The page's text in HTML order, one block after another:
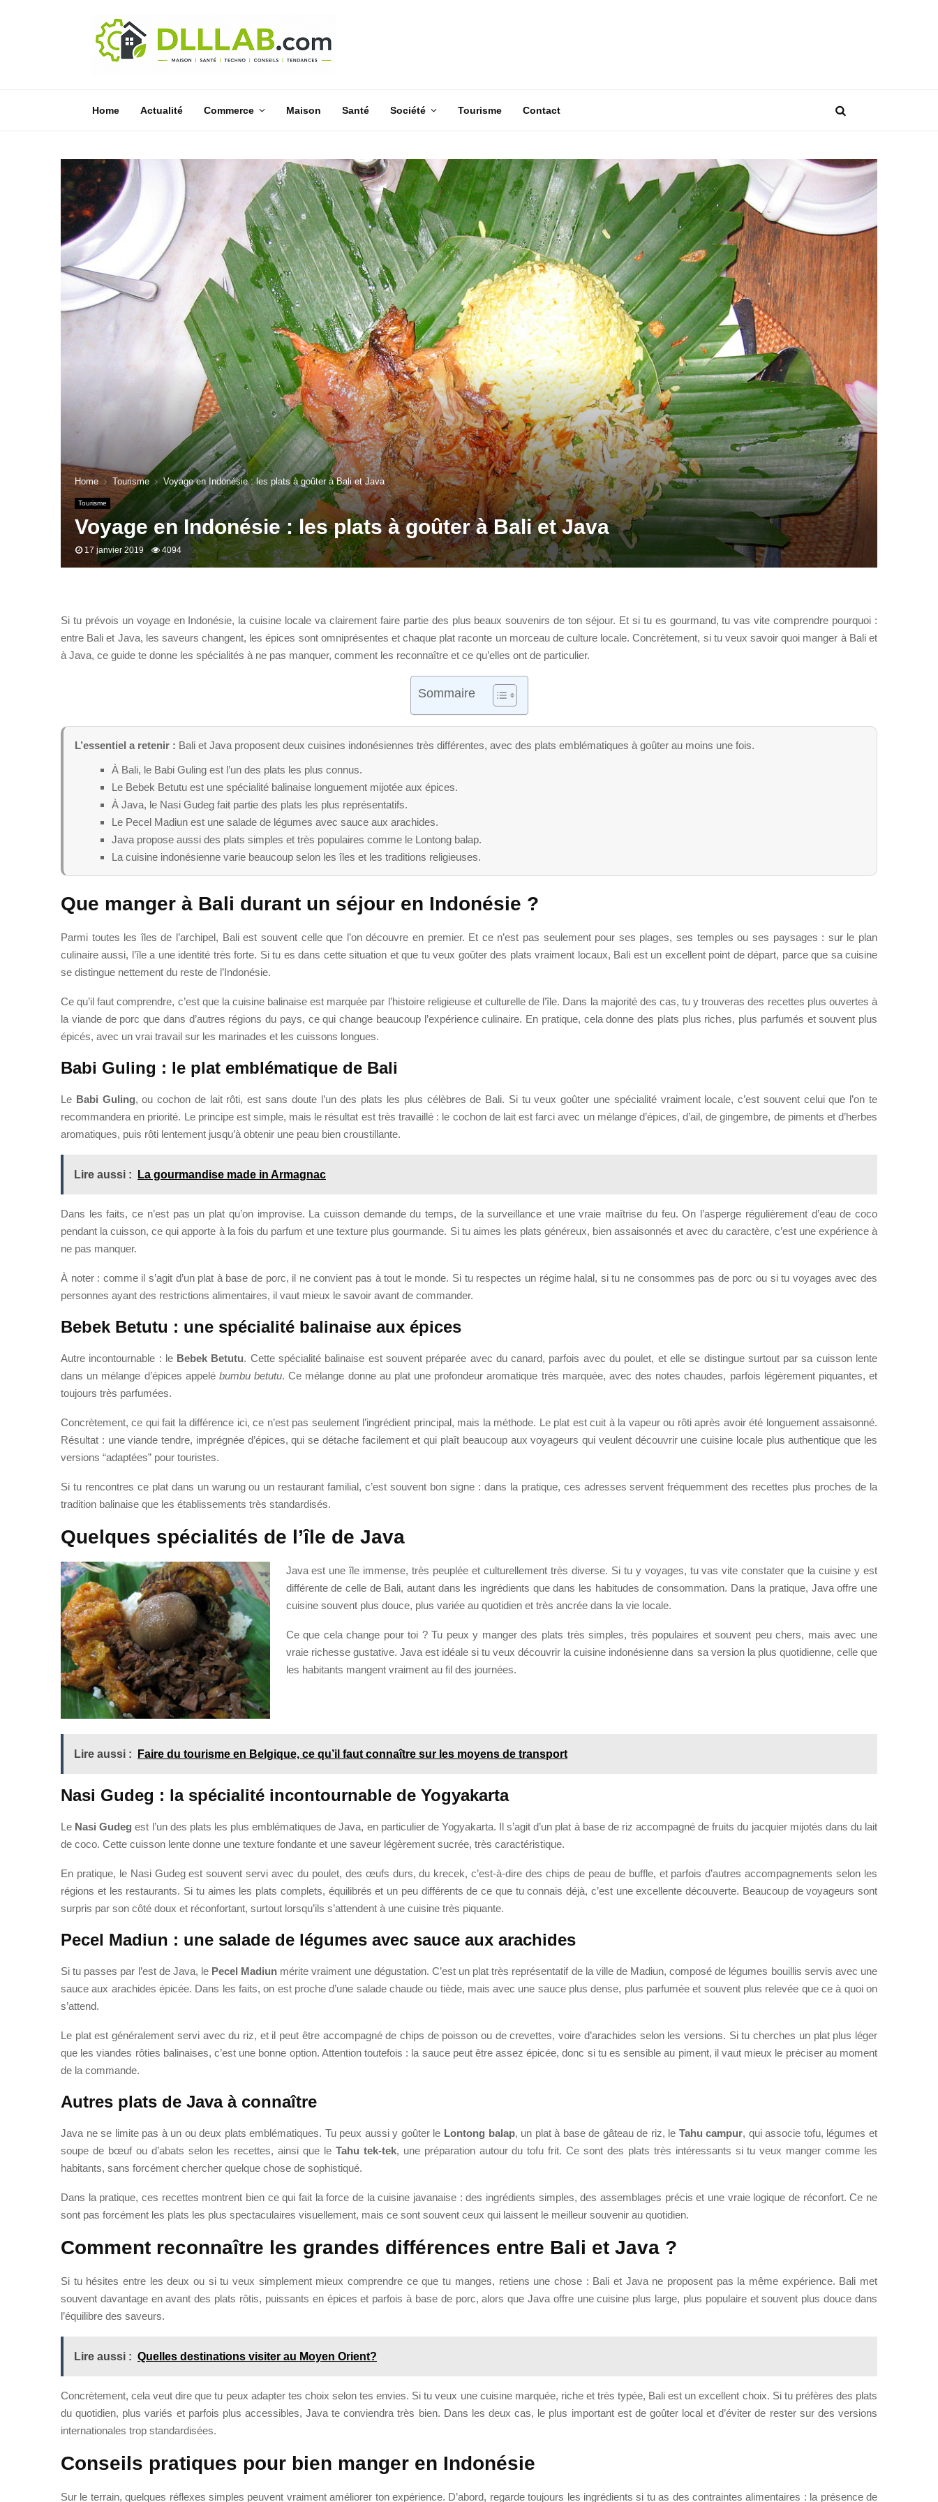
Home Actualité Commerce Maison Santé Société Tourisme Contact
Home Tourisme Voyage en Indonésie : les plats à goûter à Bali et Java
Tourisme
Voyage en Indonésie : les plats à goûter à Bali et Java
17 janvier 2019 4094
Si tu prévois un voyage en Indonésie, la cuisine locale va clairement faire partie des plus beaux souvenirs de ton séjour. Et si tu es gourmand, tu vas vite comprendre pourquoi :
entre Bali et Java, les saveurs changent, les épices sont omniprésentes et chaque plat raconte un morceau de culture locale. Concrètement, si tu veux savoir quoi manger à Bali et
à Java, ce guide te donne les spécialités à ne pas manquer, comment les reconnaître et ce qu’elles ont de particulier.
Sommaire
L’essentiel a retenir : Bali et Java proposent deux cuisines indonésiennes très différentes, avec des plats emblématiques à goûter au moins une fois.
À Bali, le Babi Guling est l’un des plats les plus connus.
Le Bebek Betutu est une spécialité balinaise longuement mijotée aux épices.
À Java, le Nasi Gudeg fait partie des plats les plus représentatifs.
Le Pecel Madiun est une salade de légumes avec sauce aux arachides.
Java propose aussi des plats simples et très populaires comme le Lontong balap.
La cuisine indonésienne varie beaucoup selon les îles et les traditions religieuses.
Que manger à Bali durant un séjour en Indonésie ?
Parmi toutes les îles de l’archipel, Bali est souvent celle que l’on découvre en premier. Et ce n’est pas seulement pour ses plages, ses temples ou ses paysages : sur le plan
culinaire aussi, l’île a une identité très forte. Si tu es dans cette situation et que tu veux goûter des plats vraiment locaux, Bali est un excellent point de départ, parce que sa cuisine
se distingue nettement du reste de l’Indonésie.
Ce qu’il faut comprendre, c’est que la cuisine balinaise est marquée par l’histoire religieuse et culturelle de l’île. Dans la majorité des cas, tu y trouveras des recettes plus ouvertes à
la viande de porc que dans d’autres régions du pays, ce qui change beaucoup l’expérience culinaire. En pratique, cela donne des plats plus riches, plus parfumés et souvent plus
épicés, avec un vrai travail sur les marinades et les cuissons longues.
Babi Guling : le plat emblématique de Bali
Le Babi Guling, ou cochon de lait rôti, est sans doute l’un des plats les plus célèbres de Bali. Si tu veux goûter une spécialité vraiment locale, c’est souvent celui que l’on te
recommandera en priorité. Le principe est simple, mais le résultat est très travaillé : le cochon de lait est farci avec un mélange d’épices, d’ail, de gingembre, de piments et d’herbes
aromatiques, puis rôti lentement jusqu’à obtenir une peau bien croustillante.
Lire aussi : La gourmandise made in Armagnac
Dans les faits, ce n’est pas un plat qu’on improvise. La cuisson demande du temps, de la surveillance et une vraie maîtrise du feu. On l’asperge régulièrement d’eau de coco
pendant la cuisson, ce qui apporte à la fois du parfum et une texture plus gourmande. Si tu aimes les plats généreux, bien assaisonnés et avec du caractère, c’est une expérience à
ne pas manquer.
À noter : comme il s’agit d’un plat à base de porc, il ne convient pas à tout le monde. Si tu respectes un régime halal, si tu ne consommes pas de porc ou si tu voyages avec des
personnes ayant des restrictions alimentaires, il vaut mieux le savoir avant de commander.
Bebek Betutu : une spécialité balinaise aux épices
Autre incontournable : le Bebek Betutu. Cette spécialité balinaise est souvent préparée avec du canard, parfois avec du poulet, et elle se distingue surtout par sa cuisson lente
dans un mélange d’épices appelé bumbu betutu. Ce mélange donne au plat une profondeur aromatique très marquée, avec des notes chaudes, parfois légèrement piquantes, et
toujours très parfumées.
Concrètement, ce qui fait la différence ici, ce n’est pas seulement l’ingrédient principal, mais la méthode. Le plat est cuit à la vapeur ou rôti après avoir été longuement assaisonné.
Résultat : une viande tendre, imprégnée d’épices, qui se détache facilement et qui plaît beaucoup aux voyageurs qui veulent découvrir une cuisine locale plus authentique que les
versions “adaptées” pour touristes.
Si tu rencontres ce plat dans un warung ou un restaurant familial, c’est souvent bon signe : dans la pratique, ces adresses servent fréquemment des recettes plus proches de la
tradition balinaise que les établissements très standardisés.
Quelques spécialités de l’île de Java
Java est une île immense, très peuplée et culturellement très diverse. Si tu y voyages, tu vas vite constater que la cuisine y est
différente de celle de Bali, autant dans les ingrédients que dans les habitudes de consommation. Dans la pratique, Java offre une
cuisine souvent plus douce, plus variée au quotidien et très ancrée dans la vie locale.
Ce que cela change pour toi ? Tu peux y manger des plats très simples, très populaires et souvent peu chers, mais avec une
vraie richesse gustative. Java est idéale si tu veux découvrir la cuisine indonésienne dans sa version la plus quotidienne, celle que
les habitants mangent vraiment au fil des journées.
Lire aussi : Faire du tourisme en Belgique, ce qu’il faut connaître sur les moyens de transport
Nasi Gudeg : la spécialité incontournable de Yogyakarta
Le Nasi Gudeg est l’un des plats les plus emblématiques de Java, en particulier de Yogyakarta. Il s’agit d’un plat à base de riz accompagné de fruits du jacquier mijotés dans du lait
de coco. Cette cuisson lente donne une texture fondante et une saveur légèrement sucrée, très caractéristique.
En pratique, le Nasi Gudeg est souvent servi avec du poulet, des œufs durs, du krecek, c’est-à-dire des chips de peau de buffle, et parfois d’autres accompagnements selon les
régions et les restaurants. Si tu aimes les plats complets, équilibrés et un peu différents de ce que tu connais déjà, c’est une excellente découverte. Beaucoup de voyageurs sont
surpris par son côté doux et réconfortant, surtout lorsqu’ils s’attendent à une cuisine très piquante.
Pecel Madiun : une salade de légumes avec sauce aux arachides
Si tu passes par l’est de Java, le Pecel Madiun mérite vraiment une dégustation. C’est un plat très représentatif de la ville de Madiun, composé de légumes bouillis servis avec une
sauce aux arachides épicée. Dans les faits, on est proche d’une salade chaude ou tiède, mais avec une sauce plus dense, plus parfumée et souvent plus relevée que ce à quoi on
s’attend.
Le plat est généralement servi avec du riz, et il peut être accompagné de chips de poisson ou de crevettes, voire d’arachides selon les versions. Si tu cherches un plat plus léger
que les viandes rôties balinaises, c’est une bonne option. Attention toutefois : la sauce peut être assez épicée, donc si tu es sensible au piment, il vaut mieux le préciser au moment
de la commande.
Autres plats de Java à connaître
Java ne se limite pas à un ou deux plats emblématiques. Tu peux aussi y goûter le Lontong balap, un plat à base de gâteau de riz, le Tahu campur, qui associe tofu, légumes et
soupe de bœuf ou d’abats selon les recettes, ainsi que le Tahu tek-tek, une préparation autour du tofu frit. Ce sont des plats très intéressants si tu veux manger comme les
habitants, sans forcément chercher quelque chose de sophistiqué.
Dans la pratique, ces recettes montrent bien ce qui fait la force de la cuisine javanaise : des ingrédients simples, des assemblages précis et une vraie logique de réconfort. Ce ne
sont pas forcément les plats les plus spectaculaires visuellement, mais ce sont souvent ceux qui laissent le meilleur souvenir au quotidien.
Comment reconnaître les grandes différences entre Bali et Java ?
Si tu hésites entre les deux ou si tu veux simplement mieux comprendre ce que tu manges, retiens une chose : Bali et Java ne proposent pas la même expérience. Bali met
souvent davantage en avant des plats rôtis, puissants en épices et parfois à base de porc, alors que Java offre une cuisine plus large, plus populaire et souvent plus douce dans
l’équilibre des saveurs.
Lire aussi : Quelles destinations visiter au Moyen Orient?
Concrètement, cela veut dire que tu peux adapter tes choix selon tes envies. Si tu veux une cuisine marquée, riche et très typée, Bali est un excellent choix. Si tu préfères des plats
du quotidien, plus variés et parfois plus accessibles, Java te conviendra très bien. Dans les deux cas, le plus important est de goûter local et d’éviter de rester sur des versions
internationales trop standardisées.
Conseils pratiques pour bien manger en Indonésie
Sur le terrain, quelques réflexes simples peuvent vraiment améliorer ton expérience. D’abord, regarde toujours les ingrédients si tu as des contraintes alimentaires : la présence de